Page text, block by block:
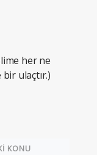
her ne
ulaçtır.)
KONU